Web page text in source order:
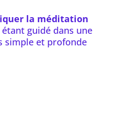
la méditation
étant guidé dans une
simple et profonde